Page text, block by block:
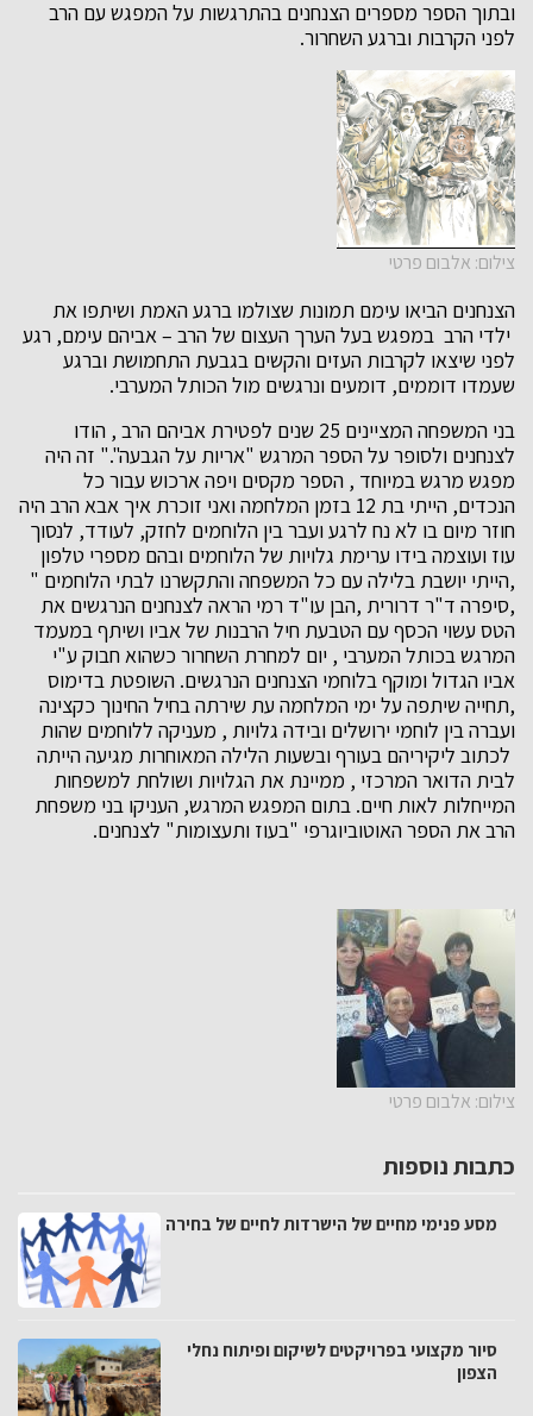
ובתוך הספר מספרים הצנחנים בהתרגשות על המפגש עם הרב
לפני הקרבות וברגע השחרור.
צילום: אלבום פרטי
הצנחנים הביאו עימם תמונות שצולמו ברגע האמת ושיתפו את
ילדי הרב במפגש בעל הערך העצום של הרב – אביהם עימם, רגע
לפני שיצאו לקרבות העזים והקשים בגבעת התחמושת וברגע
שעמדו דוממים, דומעים ונרגשים מול הכותל המערבי.
בני המשפחה המציינים 25 שנים לפטירת אביהם הרב , הודו
לצנחנים ולסופר על הספר המרגש "אריות על הגבעה"." זה היה
מפגש מרגש במיוחד , הספר מקסים ויפה ארכוש עבור כל
הנכדים, הייתי בת 12 בזמן המלחמה ואני זוכרת איך אבא הרב היה
חוזר מיום בו לא נח לרגע ועבר בין הלוחמים לחזק, לעודד, לנסוך
עוז ועוצמה בידו ערימת גלויות של הלוחמים ובהם מספרי טלפון
,הייתי יושבת בלילה עם כל המשפחה והתקשרנו לבתי הלוחמים "
,סיפרה ד"ר דרורית ,הבן עו"ד רמי הראה לצנחנים הנרגשים את
הטס עשוי הכסף עם הטבעת חיל הרבנות של אביו ושיתף במעמד
המרגש בכותל המערבי , יום למחרת השחרור כשהוא חבוק ע"י
אביו הגדול ומוקף בלוחמי הצנחנים הנרגשים. השופטת בדימוס
,תחייה שיתפה על ימי המלחמה עת שירתה בחיל החינוך כקצינה
ועברה בין לוחמי ירושלים ובידה גלויות , מעניקה ללוחמים שהות
לכתוב ליקיריהם בעורף ובשעות הלילה המאוחרות מגיעה הייתה
לבית הדואר המרכזי , ממיינת את הגלויות ושולחת למשפחות
המייחלות לאות חיים. בתום המפגש המרגש, העניקו בני משפחת
הרב את הספר האוטוביוגרפי "בעוז ותעצומות" לצנחנים.
צילום: אלבום פרטי
כתבות נוספות
מסע פנימי מחיים של הישרדות לחיים של בחירה
סיור מקצועי בפרויקטים לשיקום ופיתוח נחלי
הצפון